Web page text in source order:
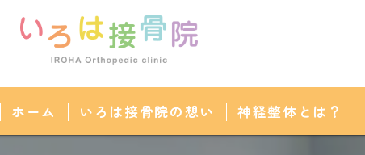
ホーム いろは接骨院の想い 神経整体とは？